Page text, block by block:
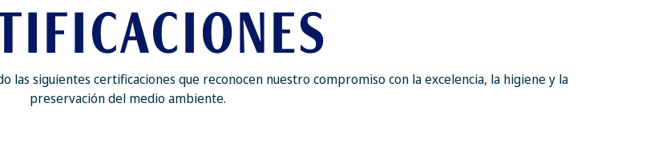
siguientes certificaciones que reconocen nuestro compromiso con la excelencia, la higiene y la
preservación del medio ambiente.